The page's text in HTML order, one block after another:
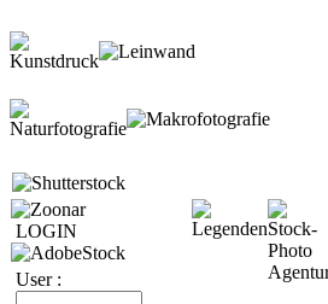
LOGIN
User :